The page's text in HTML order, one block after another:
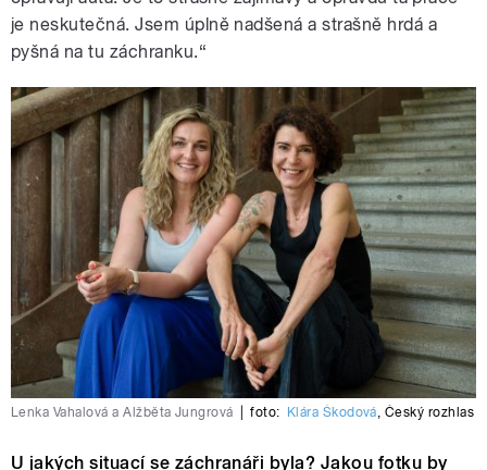
je neskutečná. Jsem úplně nadšená a strašně hrdá a
pyšná na tu záchranku.“
Lenka Vahalová a Alžběta Jungrová foto: Klára Škodová Český rozhlas
U jakých situací se záchranáři byla? Jakou fotku by